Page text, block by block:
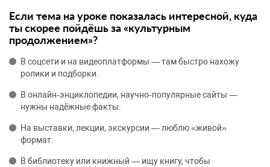
Если тема на уроке показалась интересной, куда
ты скорее пойдёшь за «культурным
продолжением»?
В соцсети и на видеоплатформы — там быстро нахожу
ролики и подборки.
В онлайн‑энциклопедии, научно‑популярные сайты —
нужны надёжные факты.
На выставки, лекции, экскурсии — люблю «живой»
формат.
В библиотеку или книжный — ищу книгу, чтобы